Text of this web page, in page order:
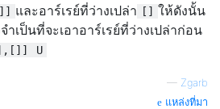
และอาร์เรย์ที่ว่างเปล่า [] ให้ดังนั้น
จำเป็นที่จะเอาอาร์เรย์ที่ว่างเปล่าก่อน
U
— Zgarb
แหล่งที่มา